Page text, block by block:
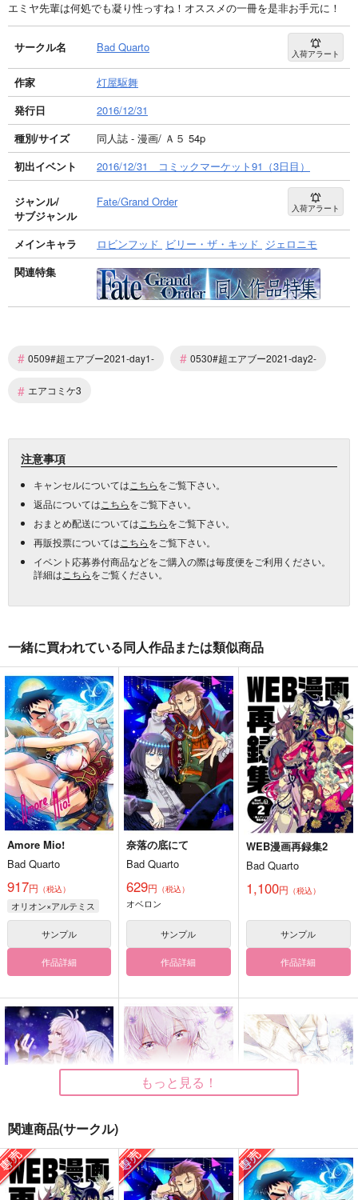
エミヤ先輩は何処でも凝り性っすね！オススメの一冊を是非お手元に！
サークル名 Bad Quarto 入荷アラート
作家
灯屋駆舞
発行日
2016/12/31
種別/サイズ
同人誌 - 漫画/ Ａ５ 54p
初出イベント
2016/12/31 コミックマーケット91（3日目）
ジャンル/
サブジャンル
Fate/Grand Order 入荷アラート
メインキャラ ロビンフッド ビリー・ザ・キッド ジェロニモ
関連特集
# 0509#超エアブー2021-day1- # 0530#超エアブー2021-day2-
# エアコミケ3
注意事項
キャンセルについては こちらをご覧下さい。
返品については こちらをご覧下さい。
おまとめ配送については こちらをご覧下さい。
再販投票については こちらをご覧下さい。
イベント応募券付商品などをご購入の際は毎度便をご利用ください。
詳細は こちらをご覧ください。
一緒に買われている同人作品または類似商品
Amore Mio!
Bad Quarto
917円 （税込）
オリオン×アルテミス
サンプル
作品詳細
奈落の底にて
Bad Quarto
629円 （税込）
オベロン
サンプル
作品詳細
WEB漫画再録集2
Bad Quarto
1,100円 （税込）
サンプル
作品詳細
Bouquet2
nini
Lilas
nini
ハッピーバースデー
nini
もっと見る！
関連商品(サークル)